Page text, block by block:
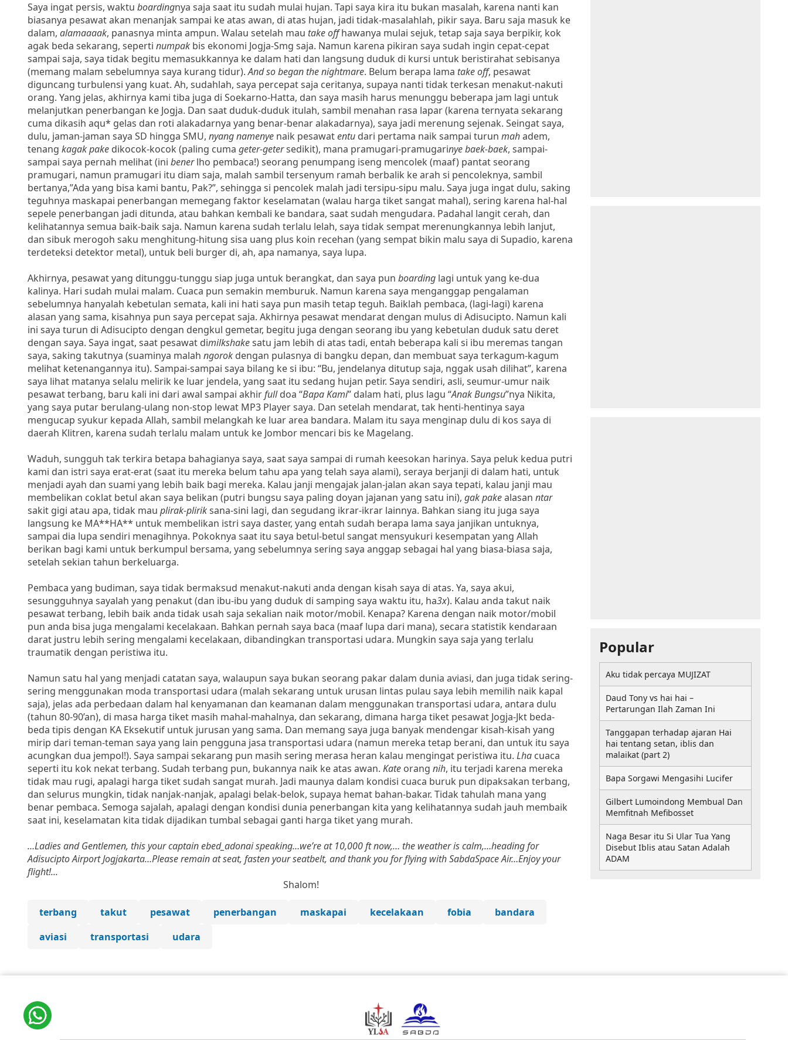
Saya ingat persis, waktu boardingnya saja saat itu sudah mulai hujan. Tapi saya kira itu bukan masalah, karena nanti kan
biasanya pesawat akan menanjak sampai ke atas awan, di atas hujan, jadi tidak-masalahlah, pikir saya. Baru saja masuk ke
dalam, alamaaaak, panasnya minta ampun. Walau setelah mau take offhawanya mulai sejuk, tetap saja saya berpikir, kok
agak beda sekarang, seperti numpak bis ekonomi Jogja-Smg saja. Namun karena pikiran saya sudah ingin cepat-cepat
sampai saja, saya tidak begitu memasukkannya ke dalam hati dan langsung duduk di kursi untuk beristirahat sebisanya
(memang malam sebelumnya saya kurang tidur).And so began the nightmare. Belum berapa lama take off, pesawat
diguncang turbulensi yang kuat. Ah, sudahlah, saya percepat saja ceritanya, supaya nanti tidak terkesan menakut-nakuti
orang. Yang jelas, akhirnya kami tiba juga di Soekarno-Hatta, dan saya masih harus menunggu beberapa jam lagi untuk
melanjutkan penerbangan ke Jogja. Dan saat duduk-duduk itulah, sambil menahan rasa lapar (karena ternyata sekarang
cuma dikasih aqu* gelas dan roti alakadarnya yang benar-benar alakadarnya), saya jadi merenung sejenak. Seingat saya,
dulu, jaman-jaman saya SD hingga SMU, nyang namenye naik pesawatentu dari pertama naik sampai turun mahadem,
tenang kagak pake dikocok-kocok (paling cuma geter-getersedikit), mana pramugari-pramugarinyebaek-baek, sampai-
sampai saya pernah melihat (ini benerlho pembaca!) seorang penumpang iseng mencolek (maaf) pantat seorang
pramugari, namun pramugari itu diam saja, malah sambil tersenyum ramah berbalik ke arah si pencoleknya, sambil
bertanya,”Ada yang bisa kami bantu, Pak?”, sehingga si pencolek malah jadi tersipu-sipu malu. Saya juga ingat dulu, saking
teguhnya maskapai penerbangan memegang faktor keselamatan (walau harga tiket sangat mahal), sering karena hal-hal
sepele penerbangan jadi ditunda, atau bahkan kembali ke bandara, saat sudah mengudara. Padahal langit cerah, dan
kelihatannya semua baik-baik saja. Namun karena sudah terlalu lelah, saya tidak sempat merenungkannya lebih lanjut,
dan sibuk merogoh saku menghitung-hitung sisa uang plus koin recehan (yang sempat bikin malu saya di Supadio, karena
terdeteksi detektor metal), untuk beli burger di, ah, apa namanya, saya lupa.
Akhirnya, pesawat yang ditunggu-tunggu siap juga untuk berangkat, dan saya pun boarding lagi untuk yang ke-dua
kalinya. Hari sudah mulai malam. Cuaca pun semakin memburuk. Namun karena saya menganggap pengalaman
sebelumnya hanyalah kebetulan semata, kali ini hati saya pun masih tetap teguh. Baiklah pembaca, (lagi-lagi) karena
alasan yang sama, kisahnya pun saya percepat saja. Akhirnya pesawat mendarat dengan mulus di Adisucipto. Namun kali
ini saya turun di Adisucipto dengan dengkul gemetar, begitu juga dengan seorang ibu yang kebetulan duduk satu deret
dengan saya. Saya ingat, saat pesawat dimilkshakesatu jam lebih di atas tadi, entah beberapa kali si ibu meremas tangan
saya, saking takutnya (suaminya malah ngorok dengan pulasnya di bangku depan, dan membuat saya terkagum-kagum
melihat ketenangannya itu). Sampai-sampai saya bilang ke si ibu: “Bu, jendelanya ditutup saja, nggak usah dilihat”, karena
saya lihat matanya selalu melirik ke luar jendela, yang saat itu sedang hujan petir. Saya sendiri, asli, seumur-umur naik
pesawat terbang, baru kali ini dari awal sampai akhirfulldoa “Bapa Kami” dalam hati, plus lagu “Anak Bungsu”nya Nikita,
yang saya putar berulang-ulang non-stop lewat MP3 Player saya. Dan setelah mendarat, tak henti-hentinya saya
mengucap syukur kepada Allah, sambil melangkah ke luar area bandara. Malam itu saya menginap dulu di kos saya di
daerah Klitren, karena sudah terlalu malam untuk ke Jombor mencari bis ke Magelang.
Waduh, sungguh tak terkira betapa bahagianya saya, saat saya sampai di rumah keesokan harinya. Saya peluk kedua putri
kami dan istri saya erat-erat (saat itu mereka belum tahu apa yang telah saya alami), seraya berjanji di dalam hati, untuk
menjadi ayah dan suami yang lebih baik bagi mereka. Kalau janji mengajak jalan-jalan akan saya tepati, kalau janji mau
membelikan coklat betul akan saya belikan (putri bungsu saya paling doyan jajanan yang satu ini), gak pakealasan ntar
sakit gigi atau apa, tidak mau plirak-pliriksana-sini lagi, dan segudang ikrar-ikrar lainnya. Bahkan siang itu juga saya
langsung ke MA**HA** untuk membelikan istri saya daster, yang entah sudah berapa lama saya janjikan untuknya,
sampai dia lupa sendiri menagihnya. Pokoknya saat itu saya betul-betul sangat mensyukuri kesempatan yang Allah
berikan bagi kami untuk berkumpul bersama, yang sebelumnya sering saya anggap sebagai hal yang biasa-biasa saja,
setelah sekian tahun berkeluarga.
Pembaca yang budiman, saya tidak bermaksud menakut-nakuti anda dengan kisah saya di atas. Ya, saya akui,
sesungguhnya sayalah yang penakut (dan ibu-ibu yang duduk di samping saya waktu itu, ha3x). Kalau anda takut naik
pesawat terbang, lebih baik anda tidak usah saja sekalian naik motor/mobil. Kenapa? Karena dengan naik motor/mobil
pun anda bisa juga mengalami kecelakaan. Bahkan pernah saya baca (maaf lupa dari mana), secara statistik kendaraan
darat justru lebih sering mengalami kecelakaan, dibandingkan transportasi udara. Mungkin saya saja yang terlalu
traumatik dengan peristiwa itu.
Namun satu hal yang menjadi catatan saya, walaupun saya bukan seorang pakar dalam dunia aviasi, dan juga tidak sering-
sering menggunakan moda transportasi udara (malah sekarang untuk urusan lintas pulau saya lebih memilih naik kapal
saja), jelas ada perbedaan dalam hal kenyamanan dan keamanan dalam menggunakan transportasi udara, antara dulu
(tahun 80-90’an), di masa harga tiket masih mahal-mahalnya, dan sekarang, dimana harga tiket pesawat Jogja-Jkt beda-
beda tipis dengan KA Eksekutif untuk jurusan yang sama. Dan memang saya juga banyak mendengar kisah-kisah yang
mirip dari teman-teman saya yang lain pengguna jasa transportasi udara (namun mereka tetap berani, dan untuk itu saya
acungkan dua jempol!). Saya sampai sekarang pun masih sering merasa heran kalau mengingat peristiwa itu. Lha cuaca
seperti itu kok nekat terbang. Sudah terbang pun, bukannya naik ke atas awan. Kate orang nih, itu terjadi karena mereka
tidak mau rugi, apalagi harga tiket sudah sangat murah. Jadi maunya dalam kondisi cuaca buruk pun dipaksakan terbang,
dan selurus mungkin, tidak nanjak-nanjak, apalagi belak-belok, supaya hemat bahan-bakar. Tidak tahulah mana yang
benar pembaca. Semoga sajalah, apalagi dengan kondisi dunia penerbangan kita yang kelihatannya sudah jauh membaik
saat ini, keselamatan kita tidak dijadikan tumbal sebagai ganti harga tiket yang murah.
…Ladies and Gentlemen, this your captain ebed_adonai speaking…we’re at 10,000 ft now,… the weather is calm,…heading for
Adisucipto Airport Jogjakarta…Please remain at seat, fasten your seatbelt, and thank you for flying with SabdaSpace Air…Enjoy your
flight!...
Shalom!
terbang takut pesawat penerbangan maskapai kecelakaan fobia
bandara
aviasi
transportasi udara
Popular
Aku tidak percaya MUJIZAT
Daud Tony vs hai hai –
Pertarungan Ilah Zaman Ini
Tanggapan terhadap ajaran Hai
hai tentang setan, iblis dan
malaikat (part 2)
Bapa Sorgawi Mengasihi Lucifer
Gilbert Lumoindong Membual Dan
Memfitnah Mefibosset
Naga Besar itu Si Ular Tua Yang
Disebut Iblis atau Satan Adalah
ADAM